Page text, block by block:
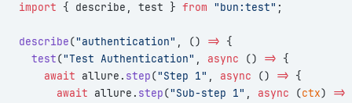
import { describe, test } from "bun:test" ;
describe("authentication" , () => {
  test
("Test Authentication" , async () => {
    await
allure. step("Step 1" , async () => {
      await
allure. step("Sub-step 1" , async (ctx) =>